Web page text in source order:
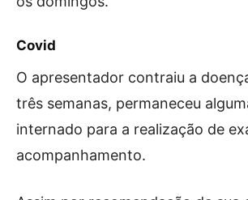
Covid
O apresentador contraiu a
três semanas, permaneceu
internado para a realização de
acompanhamento.